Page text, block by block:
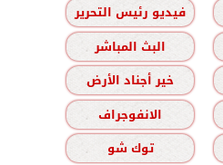
فيديو رئيس التحرير
البث المباشر
خير أجناد الأرض
الانفوجراف
توك شو